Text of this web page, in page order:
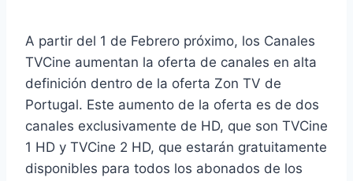
A partir del 1 de Febrero próximo, los Canales
TVCine aumentan la oferta de canales en alta
definición dentro de la oferta Zon TV de
Portugal. Este aumento de la oferta es de dos
canales exclusivamente de HD, que son TVCine
1 HD y TVCine 2 HD, que estarán gratuitamente
disponibles para todos los abonados de los